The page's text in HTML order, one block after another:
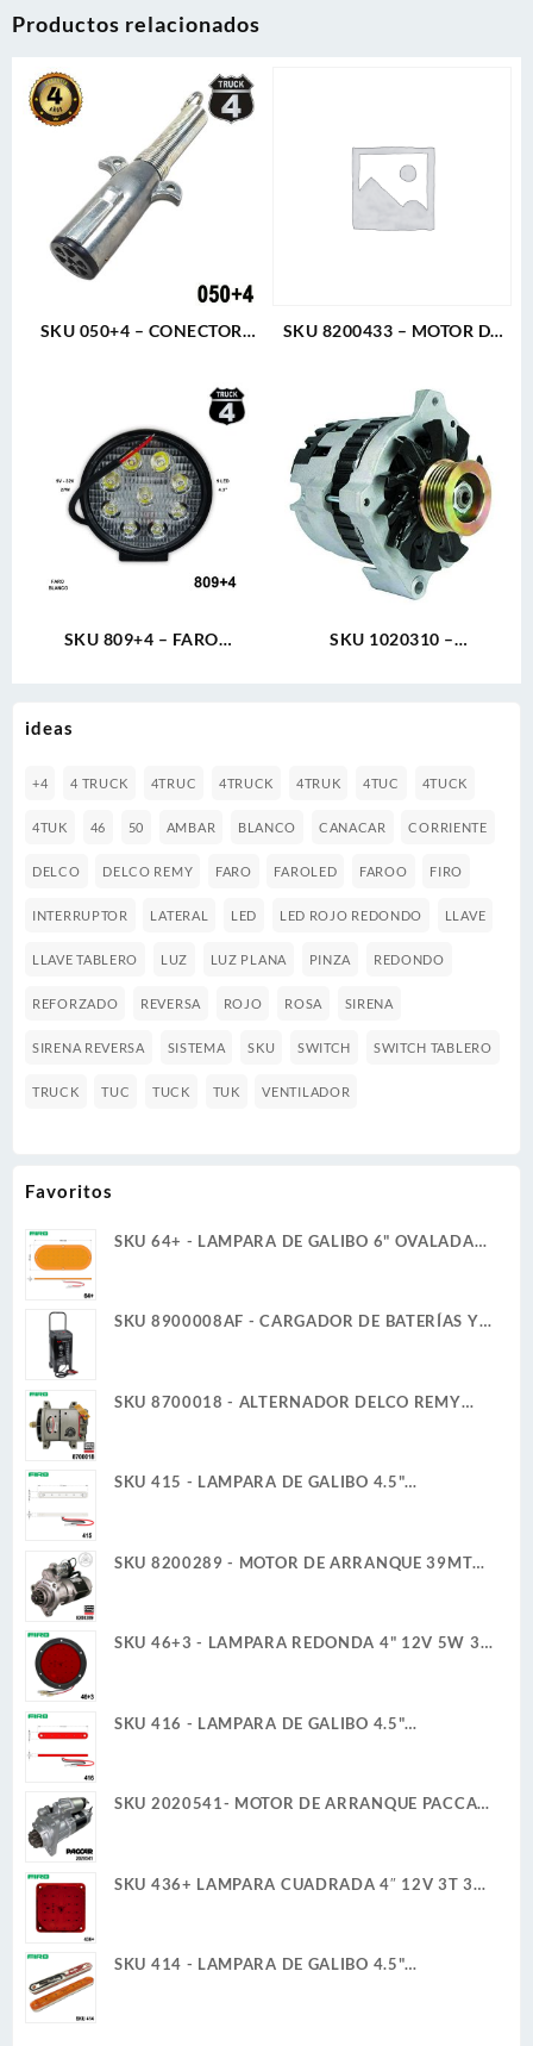
ideas
+4 4 TRUCK 4TRUC 4TRUCK 4TRUK 4TUC 4TUCK
4TUK 46 50 AMBAR BLANCO CANACAR CORRIENTE
DELCO DELCO REMY FARO FAROLED FAROO FIRO
INTERRUPTOR LATERAL LED LED ROJO REDONDO LLAVE
LLAVE TABLERO LUZ LUZ PLANA PINZA REDONDO
REFORZADO REVERSA ROJO ROSA SIRENA
SIRENA REVERSA SISTEMA SKU SWITCH SWITCH TABLERO
TRUCK TUC TUCK TUK VENTILADOR
Favoritos
SKU 64+ - LAMPARA DE GALIBO 6" OVALADA
SKU 8900008AF - CARGADOR DE BATERÍAS Y
SKU 8700018 - ALTERNADOR DELCO REMY
SKU 415 - LAMPARA DE GALIBO 4.5"
SKU 8200289 - MOTOR DE ARRANQUE 39MT
SKU 46+3 - LAMPARA REDONDA 4" 12V 5W 3
SKU 416 - LAMPARA DE GALIBO 4.5"
SKU 2020541- MOTOR DE ARRANQUE PACCAR
SKU 436+ LAMPARA CUADRADA 4″ 12V 3T 30
SKU 414 - LAMPARA DE GALIBO 4.5"
Productos relacionados
SKU 050+4 – CONECTOR
SKU 8200433 – MOTOR DE
CUELLO ROTATIVO DELCO
REMY GENUINO
SKU 809+4 – FARO
SKU 1020310 –